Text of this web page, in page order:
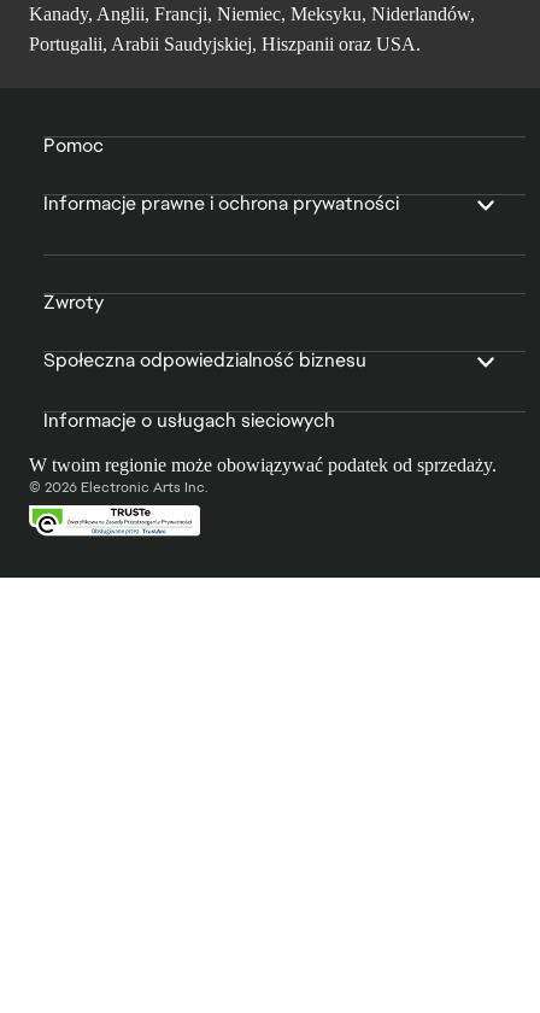
Kanady, Anglii, Francji, Niemiec, Meksyku, Niderlandów,
Portugalii, Arabii Saudyjskiej, Hiszpanii oraz USA.
Pomoc
Informacje prawne i ochrona prywatności
Zwroty
Społeczna odpowiedzialność biznesu
Informacje o usługach sieciowych
W twoim regionie może obowiązywać podatek od sprzedaży.
© 2026 Electronic Arts Inc.